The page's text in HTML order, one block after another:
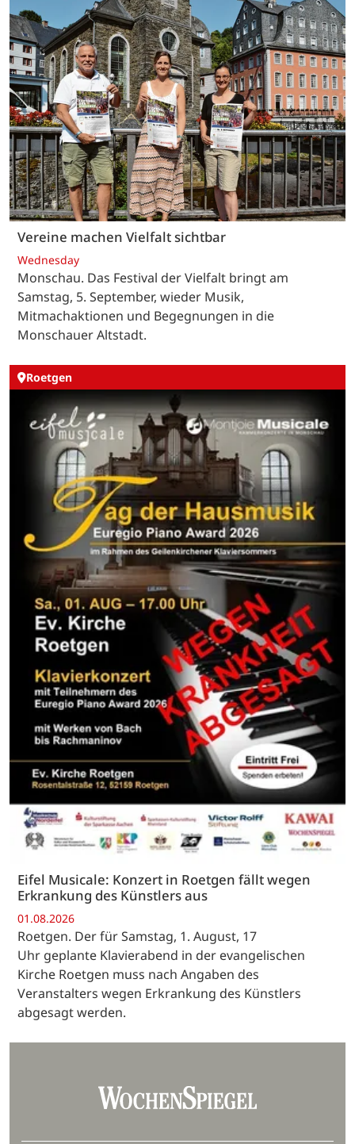
Vereine machen Vielfalt sichtbar
Wednesday
Monschau. Das Festival der Vielfalt bringt am
Samstag, 5. September, wieder Musik,
Mitmachaktionen und Begegnungen in die
Monschauer Altstadt.
Roetgen
Eifel Musicale: Konzert in Roetgen fällt wegen
Erkrankung des Künstlers aus
01.08.2026
Roetgen. Der für Samstag, 1. August, 17
Uhr geplante Klavierabend in der evangelischen
Kirche Roetgen muss nach Angaben des
Veranstalters wegen Erkrankung des Künstlers
abgesagt werden.